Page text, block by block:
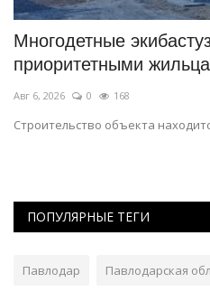
Многодетные
приоритетными
Авг 6, 2026 0 168
Строительство объекта
ПОПУЛЯРНЫЕ ТЕГИ
Павлодар Павлодарская